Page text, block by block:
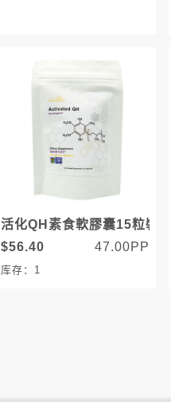
活化QH素食軟膠囊15粒裝
$56.40
47.00PP
库存：1